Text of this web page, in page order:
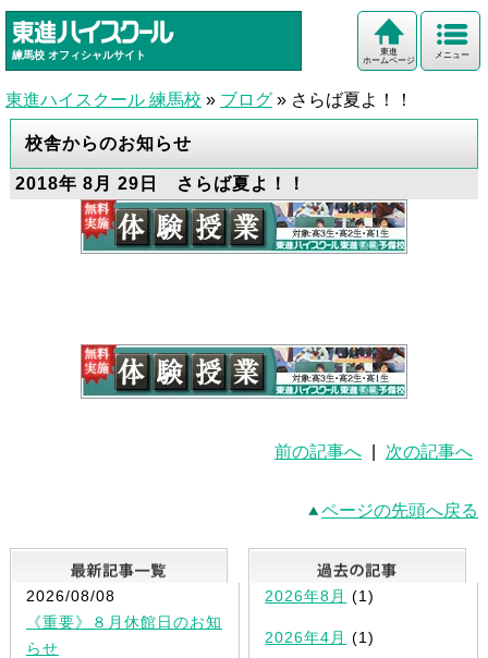
練馬校 オフィシャルサイト メニュー
東進
ホームページ
東進ハイスクール 練馬校 » ブログ » さらば夏よ！！
校舎からのお知らせ
2018年 8月 29日 さらば夏よ！！
前の記事へ 次の記事へ
ページの先頭へ戻る
最新記事一覧
2026/08/08
《重要》８月休館日のお知
らせ
2026年8月 (1)
2026年4月 (1)